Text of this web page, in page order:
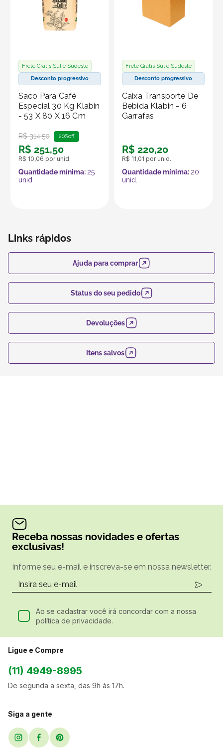
Frete Grátis Sul e Sudeste
Desconto progressivo
Saco Para Café
Especial 30 Kg Klabin
- 53 X 80 X 16 Cm
R$ 314,50 20%off
R$ 251,50
R$ 10,06 por unid.
Quantidade mínima: 25
unid.
Frete Grátis Sul e Sudeste
Desconto progressivo
Caixa Transporte De
Bebida Klabin - 6
Garrafas
R$ 220,20
R$ 11,01 por unid.
Quantidade mínima: 20
unid.
Links rápidos
Ajuda para comprar
Status do seu pedido
Devoluções
Itens salvos
Receba nossas novidades e ofertas
exclusivas!
Informe seu e-mail e inscreva-se em nossa newsletter.
Ao se cadastrar você irá concordar com a nossa
política de privacidade.
Ligue e Compre
(11) 4949-8995
De segunda a sexta, das 9h às 17h.
Siga a gente